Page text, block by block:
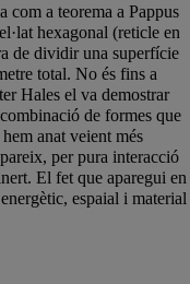
com a teorema a Pappus
hexagonal (reticle en
de dividir una superfície
total. No és fins a
Hales el va demostrar
de formes que
anat veient més
per pura interacció
El fet que aparegui en
espaial i material